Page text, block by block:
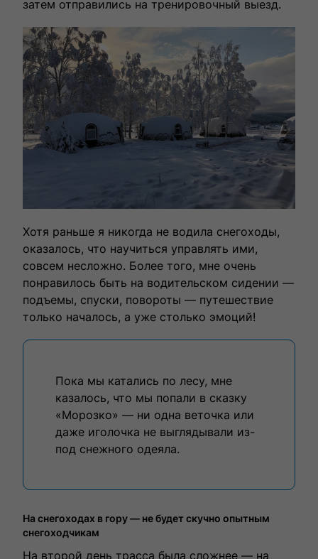
затем отправились на тренировочный выезд.
Хотя раньше я никогда не водила снегоходы,
оказалось, что научиться управлять ими,
совсем несложно. Более того, мне очень
понравилось быть на водительском сидении —
подъемы, спуски, повороты — путешествие
только началось, а уже столько эмоций!
Пока мы катались по лесу, мне
казалось, что мы попали в сказку
«Морозко» — ни одна веточка или
даже иголочка не выглядывали из-
под снежного одеяла.
На снегоходах в гору — не будет скучно опытным
снегоходчикам
На второй день трасса была сложнее — на